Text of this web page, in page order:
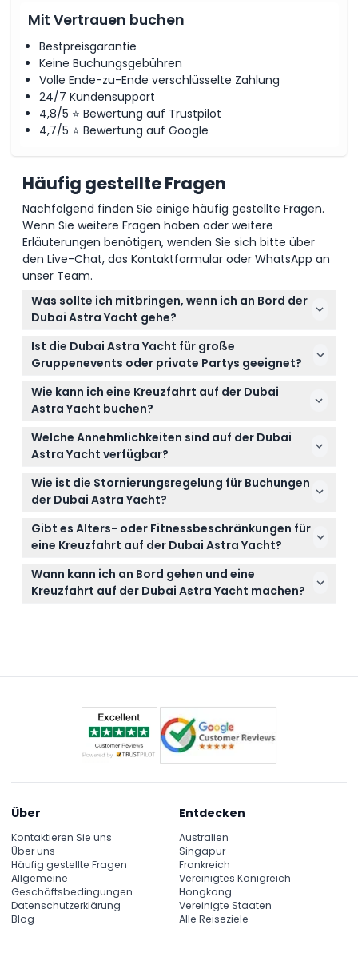
Mit Vertrauen buchen
Bestpreisgarantie
Keine Buchungsgebühren
Volle Ende-zu-Ende verschlüsselte Zahlung
24/7 Kundensupport
4,8/5 ⭐ Bewertung auf Trustpilot
4,7/5 ⭐ Bewertung auf Google
Häufig gestellte Fragen
Nachfolgend finden Sie einige häufig gestellte Fragen.
Wenn Sie weitere Fragen haben oder weitere
Erläuterungen benötigen, wenden Sie sich bitte über
den Live-Chat, das Kontaktformular oder WhatsApp an
unser Team.
Was sollte ich mitbringen, wenn ich an Bord der
Dubai Astra Yacht gehe?
Stellen Sie sicher, dass Sie einen gültigen Reisepass
oder Personalausweis mitbringen, wie von der Dubai
Küstenwache erforderlich. Wenn Sie schwimmen
möchten, vergessen Sie nicht Ihre Badebekleidung.
Ziehen Sie sich im Sommer smart casual an und
mit.
Ist die Dubai Astra Yacht für große
Gruppenevents oder private Partys geeignet?
Ja, die Astra Yacht bietet bequem Platz für bis zu
28 Gäste bei privaten Partys oder Firmenevents, mit
einschließlich einer klimatisierten Lounge und
einem Sonnendeck.
Wie kann ich eine Kreuzfahrt auf der Dubai
Astra Yacht buchen?
Sie können Ihr Dubai Astra Yacht Erlebnis ganz
einfach online hier auf dieser Webseite buchen.
Wählen Sie einfach Ihr bevorzugtes Datum aus und
prüfen Sie die Verfügbarkeit während des
Buchungsvorgangs.
Welche Annehmlichkeiten sind auf der Dubai
Astra Yacht verfügbar?
Die Yacht verfügt über klimatisierte Kabinen,
darunter einen Karaoke-Raum, eine Grillstation, ein
einen fantastischen Ausflug gewährleistet.
Erfrischungsgetränke und Wasser sind inklusive.
Wie ist die Stornierungsregelung für Buchungen
der Dubai Astra Yacht?
JTR Holidays kann die Kreuzfahrt wegen schlechten
Wetters, Regierungsmaßnahmen oder anderen
verschieben. Bitte prüfen Sie die Richtlinien
sorgfältig bei der Buchung.
Gibt es Alters- oder Fitnessbeschränkungen für
eine Kreuzfahrt auf der Dubai Astra Yacht?
Es sind keine spezifischen Alters- oder
Fitnessanforderungen genannt, aber die Yacht ist
Wann kann ich an Bord gehen und eine
Kreuzfahrt auf der Dubai Astra Yacht machen?
Über
Kontaktieren Sie uns
Über uns
Häufig gestellte Fragen
Allgemeine
Geschäftsbedingungen
Datenschutzerklärung
Blog
Entdecken
Australien
Singapur
Frankreich
Vereinigtes Königreich
Hongkong
Vereinigte Staaten
Alle Reiseziele